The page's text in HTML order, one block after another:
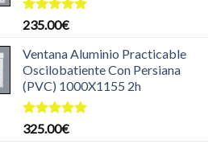
Valorado
de 5
235.00€
Ventana Aluminio Practicable
Oscilobatiente Con Persiana
(PVC) 1000X1155 2h
Valorado
325.00€